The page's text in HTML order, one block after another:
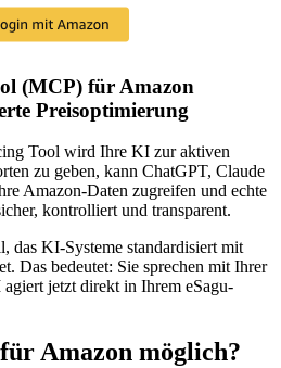
(MCP) für Amazon
Preisoptimierung
Tool wird Ihre KI zur aktiven
zu geben, kann ChatGPT, Claude
Amazon-Daten zugreifen und echte
kontrolliert und transparent.
das KI-Systeme standardisiert mit
Das bedeutet: Sie sprechen mit Ihrer
jetzt direkt in Ihrem eSagu-
Amazon möglich?